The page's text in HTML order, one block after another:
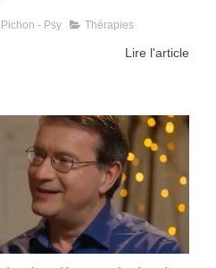
- Psy Thérapies
Lire l'article